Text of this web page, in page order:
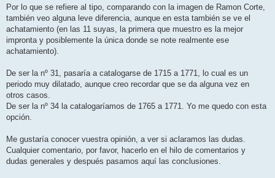
Por lo que se refiere al tipo, comparando con la imagen de Ramon Corte,
también veo alguna leve diferencia, aunque en esta también se ve el
achatamiento (en las 11 suyas, la primera que muestro es la mejor
impronta y posiblemente la única donde se note realmente ese
achatamiento).
De ser la nº 31, pasaría a catalogarse de 1715 a 1771, lo cual es un
periodo muy dilatado, aunque creo recordar que se da alguna vez en
otros casos.
De ser la nº 34 la catalogaríamos de 1765 a 1771. Yo me quedo con esta
opción.
Me gustaría conocer vuestra opinión, a ver si aclaramos las dudas.
Cualquier comentario, por favor, hacerlo en el hilo de comentarios y
dudas generales y después pasamos aquí las conclusiones.